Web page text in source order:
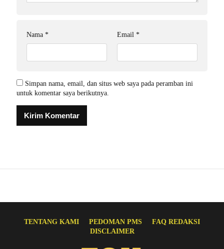
Nama * Email *
Simpan nama, email, dan situs web saya pada peramban ini
untuk komentar saya berikutnya.
TENTANG KAMI PEDOMAN PMS
FAQ REDAKSI
DISCLAIMER